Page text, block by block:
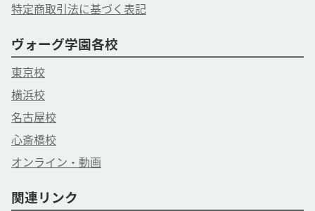
特定商取引法に基づく表記
ヴォーグ学園各校
東京校
横浜校
名古屋校
心斎橋校
オンライン・動画
関連リンク